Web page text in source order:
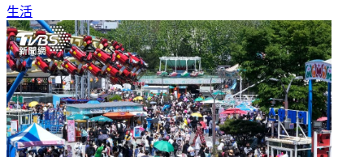
生活